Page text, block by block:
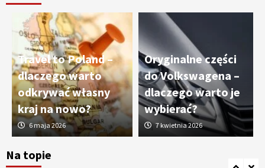
Travel to Poland –
dlaczego warto
odkrywać własny
kraj na nowo?
6 maja 2026
Oryginalne części
do Volkswagena –
dlaczego warto je
wybierać?
7 kwietnia 2026
Na topie
3
nowoczesne technologie precyzyjnej
obróbki materiałów
4
Czy sztuczna inteligencja wyprze pracę
geodety w przyszłości?
5
Tworzenie aplikacji internetowych – jak